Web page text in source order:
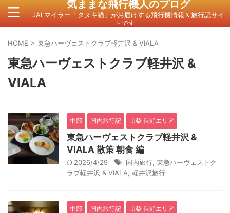
気ままな飛行機人のプログ
JALマイラー「タヌキ猫」がお届けする飛行機情報＆旅行記サイ
トです。
HOME > 東急ハーヴェストクラブ軽井沢 & VIALA
東急ハーヴェストクラブ軽井沢 &
VIALA
中部 国内旅行記 山梨 長野エリア
東急ハーヴェストクラブ軽井沢 &
VIALA 散策 朝食 編
2026/4/29 国内旅行 東急ハーヴェストク
ラブ軽井沢 & VIALA 軽井沢旅行
中部 国内旅行記 山梨 長野エリア